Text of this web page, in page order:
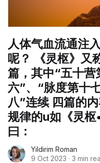
人体气血流通注
呢？ 《灵枢》又
篇，其中“五十营
六”、“脉度第十
八”连续 四篇的
规律的u如《灵枢
曰：
Yildirim Roman
9 Oct 2023 · 3 min